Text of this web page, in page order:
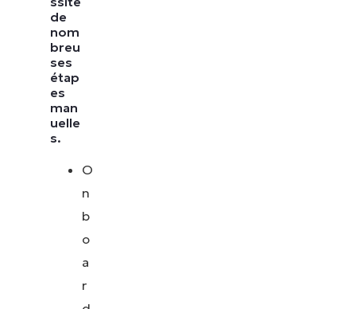
de
nom
breu
ses
étap
es
man
uelle
s.
O
n
b
o
a
r